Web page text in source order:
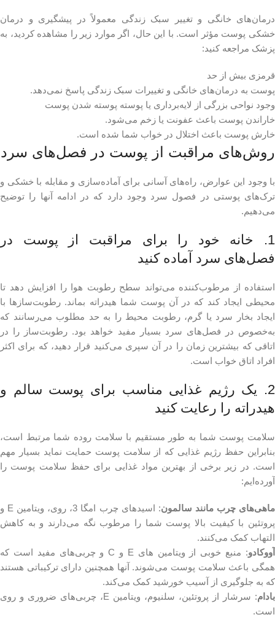
درمان‌های خانگی و تغییر سبک زندگی معمولاً در پیشگیری و درمان
خشکی پوست مؤثر است. با این حال، اگر موارد زیر را مشاهده کردید، به
پزشک مراجعه کنید:
قرمزی بیش از حد
پوست به درمان‌های خانگی و تغییرات سبک زندگی پاسخ نمی‌دهد.
وجود نواحی بزرگی از لایه‌برداری یا پوسته پوسته شدن پوست
خاراندن پوست باعث عفونت یا زخم می‌شود.
خارش پوست باعث اختلال در خواب شما شده است.
روش‌های مراقبت از پوست در فصل‌های سرد
با وجود این عوارض، راه‌های آسانی برای آماده‌سازی و مقابله با خشکی و
ترک‌های پوستی در فصول سرد وجود دارد که در ادامه آنها را توضیح
می‌دهیم.
1. خانه خود را برای مراقبت از پوست در
فصل‌های سرد آماده کنید
استفاده از مرطوب‌کننده می‌تواند سطح رطوبت هوا را افزایش دهد تا
محیطی ایجاد کند که در آن پوست شما هیدراته بماند. رطوبت‌سازها با
ایجاد بخار سرد یا گرم، رطوبت محیط را به حد مطلوب می‌رسانند که
به‌خصوص در فصل‌های سرد بسیار مفید خواهد بود. رطوبت‌ساز را در
اتاقی که بیشترین زمان را در آن سپری می‌کنید قرار دهید، که برای اکثر
افراد اتاق خواب است.
2. یک رژیم غذایی مناسب برای پوست سالم و
هیدراته را رعایت کنید
سلامت پوست شما به طور مستقیم با سلامت روده شما مرتبط است،
بنابراین حفظ رژیم غذایی که از سلامت پوست حمایت نماید بسیار مهم
است. در زیر برخی از بهترین مواد غذایی برای حفظ سلامت پوست را
آورده‌ایم:
ماهی‌های چرب مانند سالمون
: اسیدهای چرب امگا 3، روی، ویتامین E و
پروتئین با کیفیت بالا پوست شما را مرطوب نگه می‌دارند و به کاهش
التهاب کمک می‌کنند.
آووکادو
: منبع خوبی از ویتامین های E و C و چربی‌های مفید است که
همگی باعث سلامت پوست می‌شوند. آنها همچنین دارای ترکیباتی هستند
که به جلوگیری از آسیب خورشید کمک می‌کند.
بادام
: سرشار از پروتئین، سلنیوم، ویتامین E، چربی‌های ضروری و روی
است.